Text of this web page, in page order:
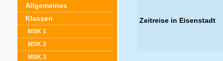
Allgemeines
Klassen
MSK 1
MSK 2
MSK 3
Zeitreise in Eisenstadt